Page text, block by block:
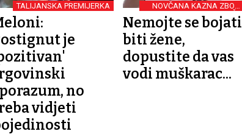
TALIJANSKA PREMIJERKA
je
no
vidjeti
NOVČANA KAZNA ZBOG
RIJEČI:
Nemojte se bojati
biti žene,
dopustite da vas
vodi muškarac...